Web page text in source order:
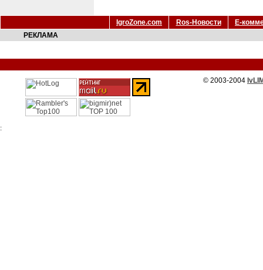
IgroZone.com Ros-Новости
Е-
РЕКЛАМА
© 2003-2004
: